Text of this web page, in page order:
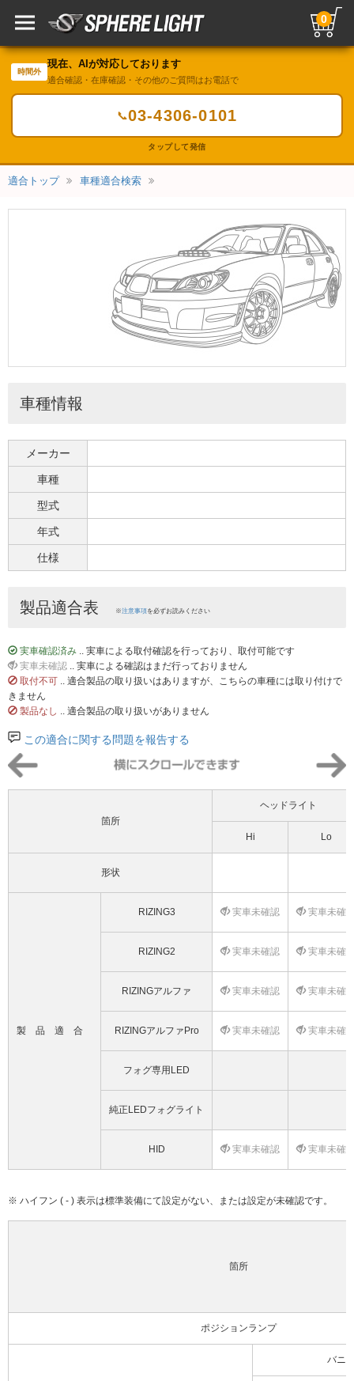
0
時間外
現在、AIが対応しております
適合確認・在庫確認・その他のご質問はお電話で
📞03-4306-0101
タップして発信
適合トップ 車種適合検索
車種情報
メーカー
車種
型式
年式
仕様
製品適合表 ※注意事項を必ずお読みください
実車確認済み .. 実車による取付確認を行っており、取付可能です
実車未確認 .. 実車による確認はまだ行っておりません
取付不可 .. 適合製品の取り扱いはありますが、こちらの車種には取り付けで
きません
製品なし .. 適合製品の取り扱いがありません
この適合に関する問題を報告する
箇所
ヘッドライト
Hi Lo
形状
製品適合
RIZING3 実車未確認 実車未確
RIZING2 実車未確認 実車未確
RIZINGアルファ 実車未確認 実車未確
RIZINGアルファPro 実車未確認 実車未確
フォグ専用LED
純正LEDフォグライト
HID 実車未確認 実車未確
※ ハイフン ( - ) 表示は標準装備にて設定がない、または設定が未確認です。
箇所
ポジションランプ
バニ